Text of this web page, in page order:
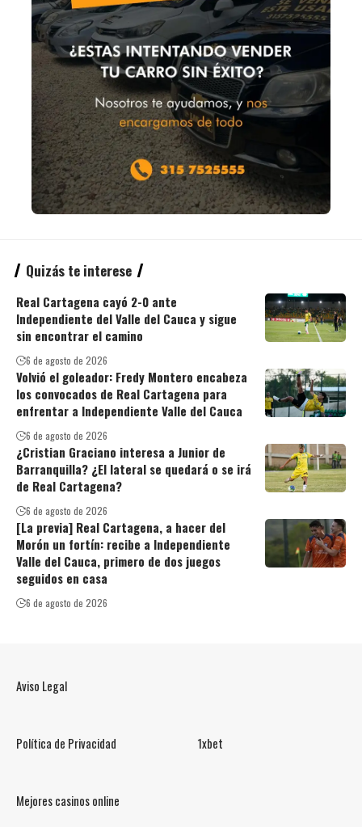
Quizás te interese
Real Cartagena cayó 2-0 ante
Independiente del Valle del Cauca y sigue
sin encontrar el camino
6 de agosto de 2026
Volvió el goleador: Fredy Montero encabeza
los convocados de Real Cartagena para
enfrentar a Independiente Valle del Cauca
6 de agosto de 2026
¿Cristian Graciano interesa a Junior de
Barranquilla? ¿El lateral se quedará o se irá
de Real Cartagena?
6 de agosto de 2026
[La previa] Real Cartagena, a hacer del
Morón un fortín: recibe a Independiente
Valle del Cauca, primero de dos juegos
seguidos en casa
6 de agosto de 2026
Aviso Legal
Política de Privacidad 1xbet
Mejores casinos online